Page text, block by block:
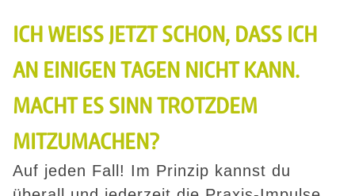
ICH WEISS JETZT SCHON, DASS ICH A
N EINIGEN TAGEN NICHT KANN. M
ACHT ES SINN TROTZDEM M
ITZUMACHEN?
Auf jeden Fall! Im Prinzip kannst du